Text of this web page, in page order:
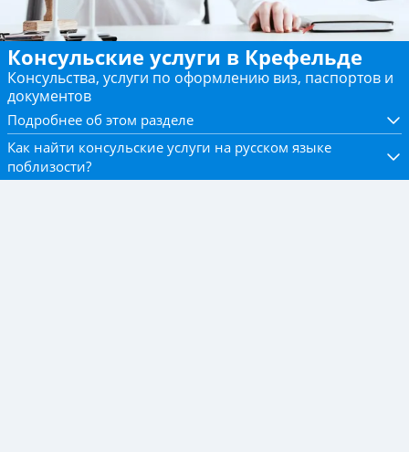
Консульские услуги в Крефельде
Консульства, услуги по оформлению виз, паспортов и
документов
Подробнее об этом разделе
Как найти консульские услуги на русском языке
поблизости?